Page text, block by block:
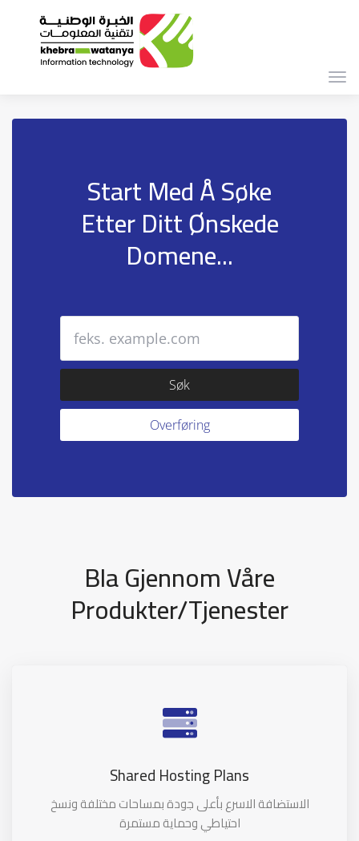
Bytt
Start Med Å Søke
Etter Ditt Ønskede
Domene...
Bla Gjennom Våre
Produkter/tjenester
Shared Hosting Plans
الاستضافة الاسرع بأعلى جودة بمساحات مختلفة ونسخ
احتياطي وحماية مستمرة